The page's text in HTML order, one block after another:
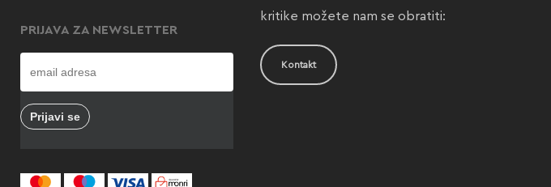
PRIJAVA ZA NEWSLETTER
kritike možete nam se obratiti:
Kontakt